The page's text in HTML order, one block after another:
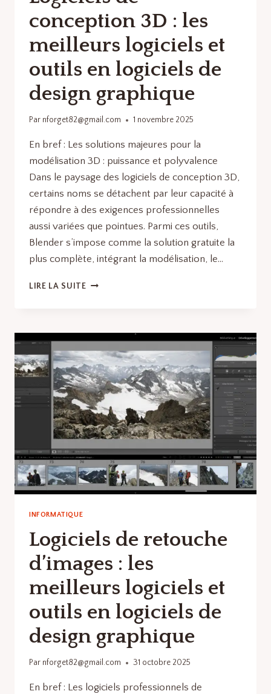
conception 3D : les
meilleurs logiciels et
outils en logiciels de
design graphique
Par nforget82@gmail.com 1 novembre 2025
En bref : Les solutions majeures pour la
modélisation 3D : puissance et polyvalence
Dans le paysage des logiciels de conception 3D,
certains noms se détachent par leur capacité à
répondre à des exigences professionnelles
aussi variées que pointues. Parmi ces outils,
Blender s’impose comme la solution gratuite la
plus complète, intégrant la modélisation, le…
LIRE LA SUITELOGICIELS
:
MEILLEURS
LOGICIELS
ET
OUTILS
EN
LOGICIELS
DE
DESIGN
GRAPHIQUE
INFORMATIQUE
Logiciels de retouche
d’images : les
meilleurs logiciels et
outils en logiciels de
design graphique
Par nforget82@gmail.com 31 octobre 2025
En bref : Les logiciels professionnels de